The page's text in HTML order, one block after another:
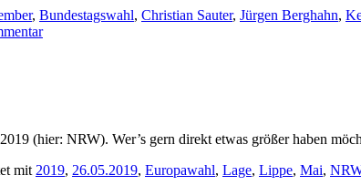
, Bundestagswahl, Christian Sauter, Jürgen Berghahn,
(hier: NRW). Wer’s gern direkt etwas größer haben
mit 2019, 26.05.2019, Europawahl, Lage, Lippe, Mai,